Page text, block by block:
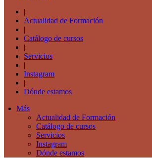
|
Actualidad de Formación
|
Catálogo de cursos
|
Servicios
|
Instagram
|
Dónde estamos
Más
Actualidad de Formación
Catálogo de cursos
Servicios
Instagram
Dónde estamos